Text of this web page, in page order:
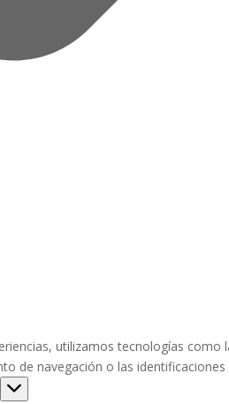
utilizamos tecnologías
de navegación o las